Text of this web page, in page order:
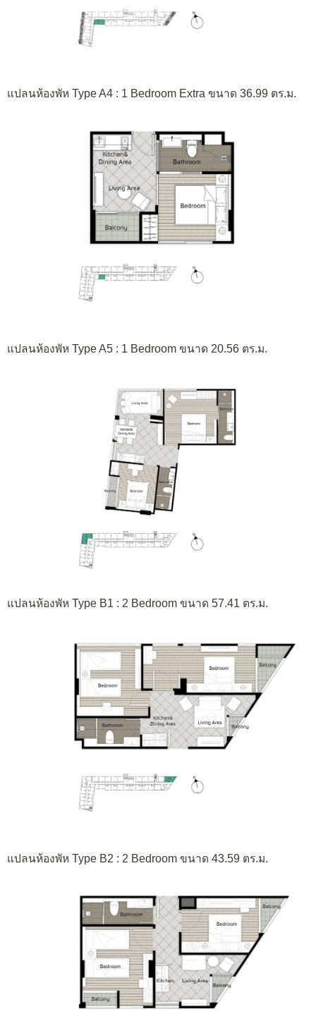
แปลนห้องพัห Type A4 : 1 Bedroom Extra ขนาด 36.99 ตร.ม.
แปลนห้องพัห Type A5 : 1 Bedroom ขนาด 20.56 ตร.ม.
แปลนห้องพัห Type B1 : 2 Bedroom ขนาด 57.41 ตร.ม.
แปลนห้องพัห Type B2 : 2 Bedroom ขนาด 43.59 ตร.ม.